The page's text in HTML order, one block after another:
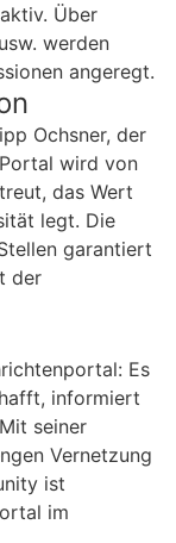
Über
werden
angeregt.
Ochsner, der
wird von
das Wert
legt. Die
garantiert
der
Es
informiert
seiner
Vernetzung
ist
im